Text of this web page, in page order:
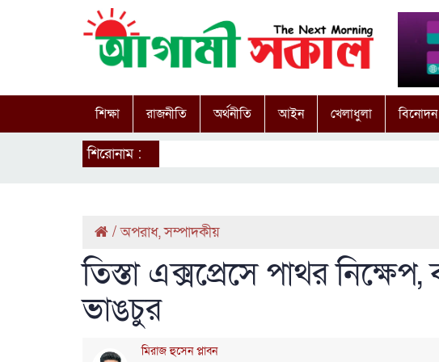
শিক্ষা রাজনীতি অর্থনীতি আইন খেলাধুলা বিনোদন
শিরোনাম :
/অপরাধ,সম্পাদকীয়
তিস্তা এক্সপ্রেসে পাথর
ভাঙচুর
মিরাজ হুসেন প্লাবন